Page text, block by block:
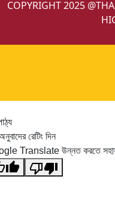
COPYRIGHT 2025
রেটিং দিন
Translate উন্নত করতে